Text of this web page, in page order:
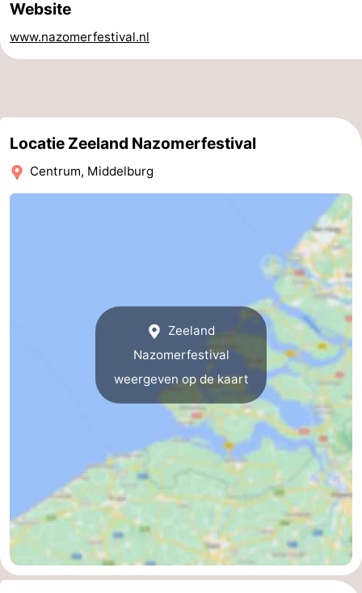
Zwembaden
-
Wandelen
-
Paardrijden
-
Route
-
Parkeren
Reisboekenwinkel
Website
www.nazomerfestival.nl
Locatie Zeeland Nazomerfestival
Centrum, Middelburg
Zeeland
Nazomerfestival
weergeven op de kaart